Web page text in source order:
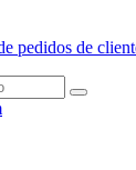
pedidos de